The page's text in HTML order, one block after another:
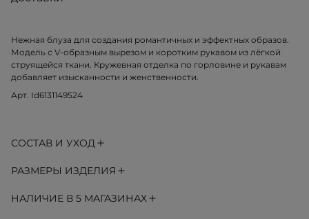
Нежная блуза для создания романтичных и эффектных образов.
Модель с V-образным вырезом и коротким рукавом из лёгкой
струящейся ткани. Кружевная отделка по горловине и рукавам
добавляет изысканности и женственности.
Арт. Id6131149524
СОСТАВ И УХОД
РАЗМЕРЫ ИЗДЕЛИЯ
НАЛИЧИЕ В 5 МАГАЗИНАХ